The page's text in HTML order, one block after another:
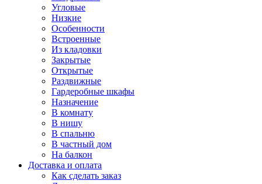
Угловые
Низкие
Особенности
Встроенные
Из кладовки
Закрытые
Открытые
Раздвижные
Гардеробные шкафы
Назначение
В комнату
В нишу
В спальню
В частный дом
На балкон
Доставка и оплата
Как сделать заказ